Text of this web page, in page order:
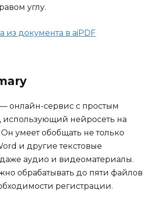
углу.
— онлайн-сервис с простым
использующий нейросеть на
Он умеет обобщать не только
и другие текстовые
аудио и видеоматериалы.
обрабатывать до пяти файлов
регистрации.